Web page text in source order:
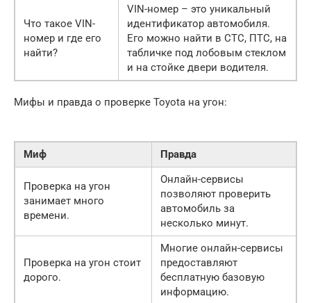
Что такое VIN-
номер и где его
найти?
VIN-номер – это уникальный
идентификатор автомобиля.
Его можно найти в СТС, ПТС, на
табличке под лобовым стеклом
и на стойке двери водителя.
Мифы и правда о проверке Toyota на угон:
Миф Правда
Проверка на угон
занимает много
времени.
Онлайн-сервисы
позволяют проверить
автомобиль за
несколько минут.
Проверка на угон стоит
дорого.
Многие онлайн-сервисы
предоставляют
бесплатную базовую
информацию.